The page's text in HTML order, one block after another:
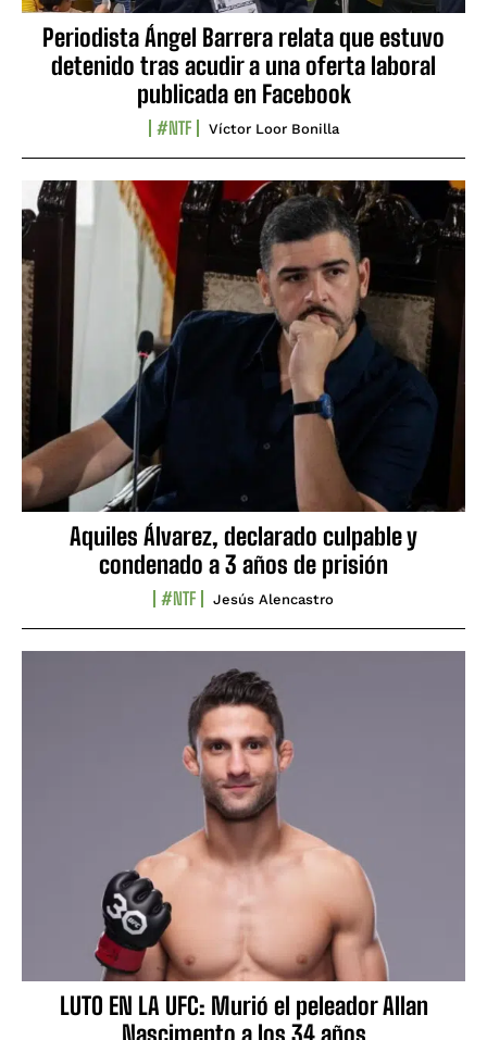
Periodista Ángel Barrera relata que estuvo
detenido tras acudir a una oferta laboral
publicada en Facebook
#NTF Víctor Loor Bonilla
Aquiles Álvarez, declarado culpable y
condenado a 3 años de prisión
#NTF Jesús Alencastro
LUTO EN LA UFC: Murió el peleador Allan
Nascimento a los 34 años